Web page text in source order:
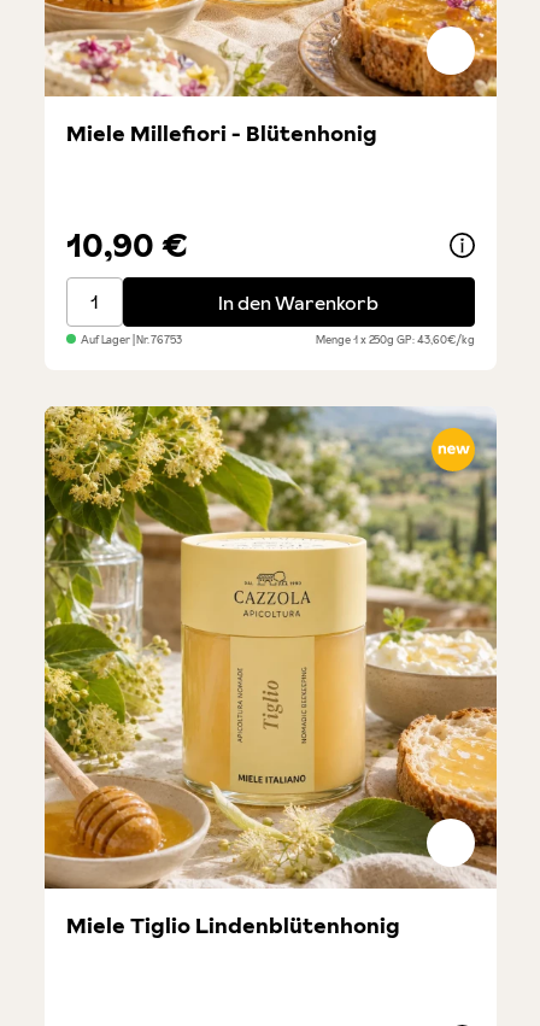
Miele Millefiori - Blütenhonig
10,90 €
Miele Millefiori - Blütenhonig
In den Warenkorb
Auf Lager| Nr.76753 Menge1 x 250gGP: 43,60€/kg
Miele Tiglio Lindenblütenhonig